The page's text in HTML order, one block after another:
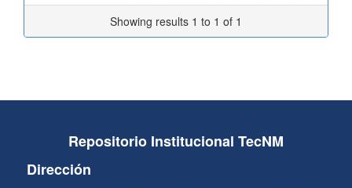
Showing results 1 to 1 of 1
Repositorio Institucional TecNM
Dirección